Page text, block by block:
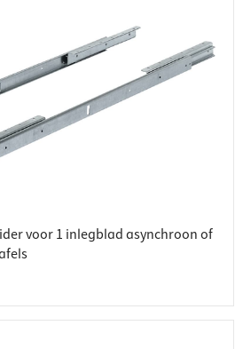
voor 1 inlegblad asynchroon of